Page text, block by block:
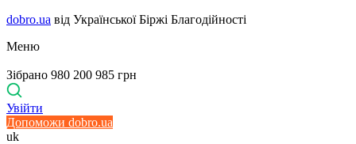
dobro.ua від Української Біржі Благодійності
Меню
Зібрано 980 200 985 грн
Увійти
Допоможи dobro.ua
uk